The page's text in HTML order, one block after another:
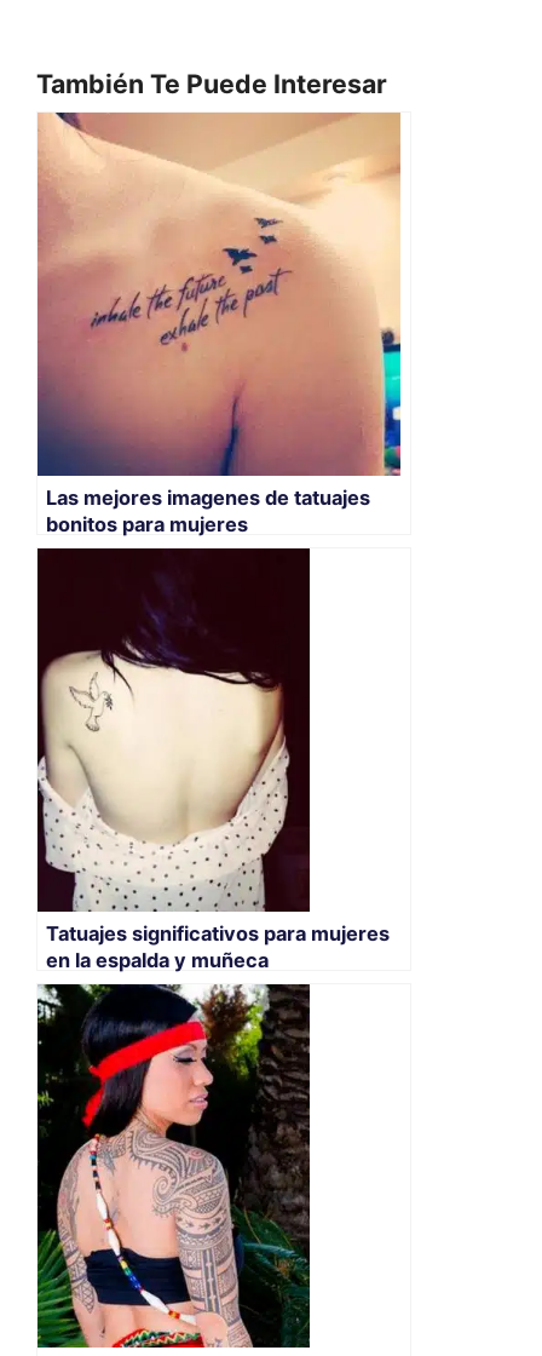
También Te Puede Interesar
Las mejores imagenes de tatuajes
bonitos para mujeres
Tatuajes significativos para mujeres
en la espalda y muñeca